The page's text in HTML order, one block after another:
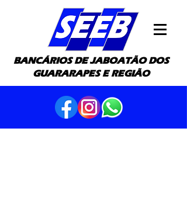
BANCÁRIOS DE JABOATÃO DOS
GUARARAPES E REGIÃO